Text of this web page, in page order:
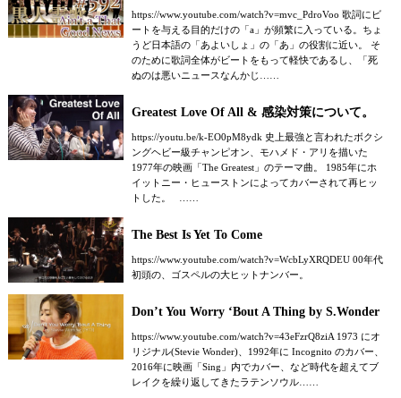
https://www.youtube.com/watch?v=mvc_PdroVoo 歌詞にビ
ートを与える目的だけの「a」が頻繁に入っている。ちょ
うど日本語の「あよいしょ」の「あ」の役割に近い。 そ
のために歌詞全体がビートをもって軽快であるし、「死
ぬのは悪いニュースなんかじ……
Greatest Love Of All & 感染対策について。
https://youtu.be/k-EO0pM8ydk 史上最強と言われたボクシ
ングヘビー級チャンピオン、モハメド・アリを描いた
1977年の映画「The Greatest」のテーマ曲。 1985年にホ
イットニー・ヒューストンによってカバーされて再ヒッ
トした。 ……
The Best Is Yet To Come
https://www.youtube.com/watch?v=WcbLyXRQDEU 00年代
初頭の、ゴスペルの大ヒットナンバー。
Don’t You Worry ‘Bout A Thing by S.Wonder
https://www.youtube.com/watch?v=43eFzrQ8ziA 1973 にオ
リジナル(Stevie Wonder)、1992年に Incognito のカバー、
2016年に映画「Sing」内でカバー、など時代を超えてブ
レイクを繰り返してきたラテンソウル……